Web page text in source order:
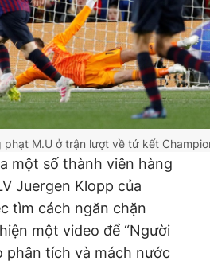
phạt M.U ở trận lượt về tứ kết
một số thành viên hàng
Juergen Klopp của
tìm cách ngăn chặn
một video để “Người
phân tích và mách nước